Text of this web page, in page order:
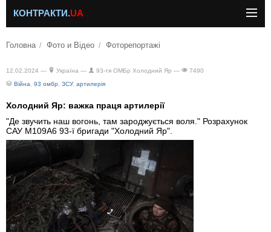
КОНТРАКТИ.UA
Головна Фото и Відео Фоторепортажі
12.02.2024 — Україна — 93-тя ОМБр Холодний Яр —
7490
Війна
93 омбр ЗСУ, артилерія
Холодний Яр: важка праця артилерії
"Де звучить наш вогонь, там зароджується воля." Розрахунок
САУ M109A6 93-ї бригади "Холодний Яр".